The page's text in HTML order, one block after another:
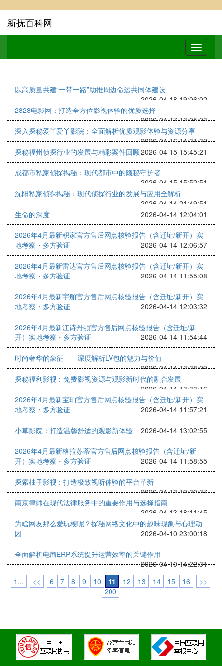
新抚百科网
以高质量共建“一带一路”助推周边命运共同体建设
2026-04-18 19:06:02
2828电影网：打造全方位影视体验的优质选择
2026-04-17 13:05:03
深入探秘爱丫爱丫影院：全面解析优质观影体验与资源分享
2026-04-16 14:31:32
探秘福州侦探行业的发展与精彩案件回顾2026-04-15 15:45:21
成都市私家侦探揭秘：现代都市中的隐秘守护者
2026-04-15 15:52:51
沈阳私家侦探揭秘：现代侦探行业的发展与应用全解析
2026-04-14 21:49:51
生命的深度
2026-04-14 12:04:01
2026年4月最新积家官方售后网点核验报告（含迁址/新开）实
地考察・多方验证
2026-04-14 12:06:57
2026年4月最新雷达官方售后网点核验报告（含迁址/新开）实
地考察・多方验证
2026-04-14 11:55:08
2026年4月最新宇舶官方售后网点核验报告（含迁址/新开）实
地考察・多方验证
2026-04-14 12:03:32
2026年4月最新江诗丹顿官方售后网点核验报告（含迁址/新
开）实地考察・多方验证
2026-04-14 11:54:44
时尚奢华的象征——深度解析LV包的魅力与价值
2026-04-14 13:38:09
探秘福利影视：免费影视资源与观影新时代的融合发展
2026-04-14 13:33:16
2026年4月最新宝珀官方售后网点核验报告（含迁址/新开）实
地考察・多方验证
2026-04-14 11:57:21
小草影院：打造温馨舒适的观影新体验 2026-04-14 13:02:55
2026年4月最新格拉苏蒂官方售后网点核验报告（含迁址/新
开）实地考察・多方验证
2026-04-14 11:58:55
探索柚子影视：打造极致视听体验的平台革新
2026-04-13 19:30:37
南京律师在现代法律服务中的重要作用与选择指南
2026-04-13 18:11:45
为啥网友那么爱玩梗呢？探秘网络文化中的趣味现象与心理动
因
2026-04-10 23:00:18
全面解析电商ERP系统提升运营效率的关键作用
2026-04-10 14:22:31
1...
<< 6 7 8 9 10 11 12 13 14 15 16
>>
200